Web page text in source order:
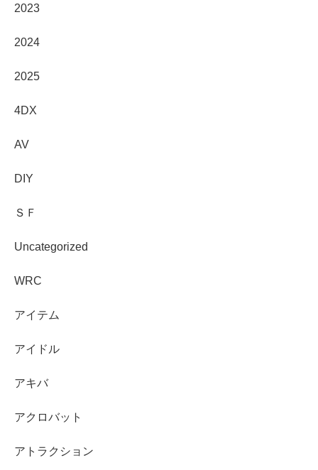
2023
2024
2025
4DX
AV
DIY
ＳＦ
Uncategorized
WRC
アイテム
アイドル
アキバ
アクロバット
アトラクション